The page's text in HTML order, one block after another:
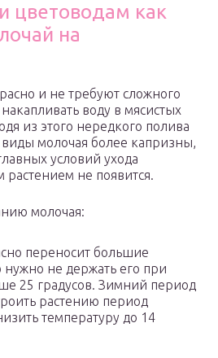
цветоводам как
на
и не требуют сложного
воду в мясистых
из этого нередкого полива
молочая более капризны,
условий ухода
растением не появится.
молочая:
переносит большие
не держать его при
25 градусов. Зимний период
растению период
температуру до 14